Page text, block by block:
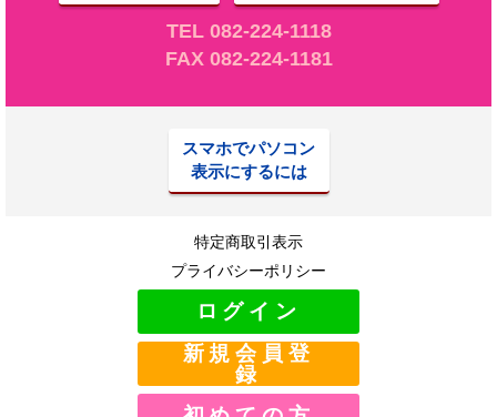
TEL 082-224-1118
FAX 082-224-1181
スマホでパソコン
表示にするには
特定商取引表示
プライバシーポリシー
ログイン
新規会員登
録